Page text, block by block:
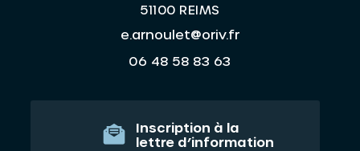
51100 REIMS
e.arnoulet@oriv.fr
06 48 58 83 63
Inscription à la
lettre d’information